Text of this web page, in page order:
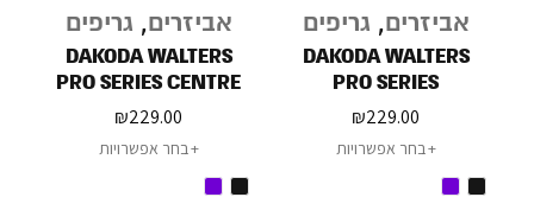
אביזרים, גריפים
DAKODA WALTERS
PRO SERIES
₪229.00
בחר אפשרויות
אביזרים, גריפים
DAKODA WALTERS
PRO SERIES CENTRE
DECK
₪229.00
בחר אפשרויות